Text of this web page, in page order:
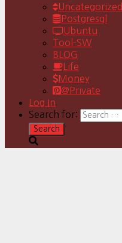
Uncategorized
Postgresql
Ubuntu
Tool-SW
BLOG
Life
Money
@Private
Log In
Search for: